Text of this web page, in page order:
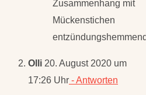
entzündungshemmend.
20. August 2020 um
D.h. einfach Natronpulver